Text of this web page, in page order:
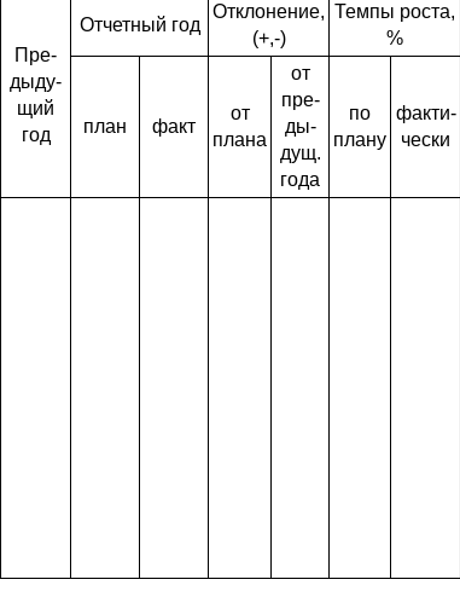
Пре-
дыду-
щий
год
Отчетный год
Отклонение,
(+,-)
Темпы роста,
%
план факт
от
плана
от
пре-
ды-
дущ.
года
по
плану
факти­
чески